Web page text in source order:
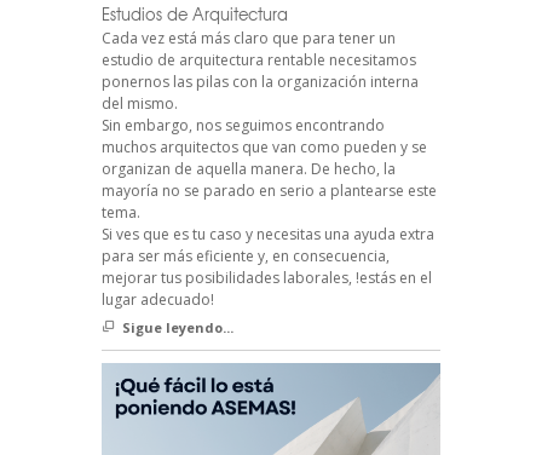
Estudios de Arquitectura
Cada vez está más claro que para tener un
estudio de arquitectura rentable necesitamos
ponernos las pilas con la organización interna
del mismo.
Sin embargo, nos seguimos encontrando
muchos arquitectos que van como pueden y se
organizan de aquella manera. De hecho, la
mayoría no se parado en serio a plantearse este
tema.
Si ves que es tu caso y necesitas una ayuda extra
para ser más eficiente y, en consecuencia,
mejorar tus posibilidades laborales, !estás en el
lugar adecuado!
Sigue leyendo...